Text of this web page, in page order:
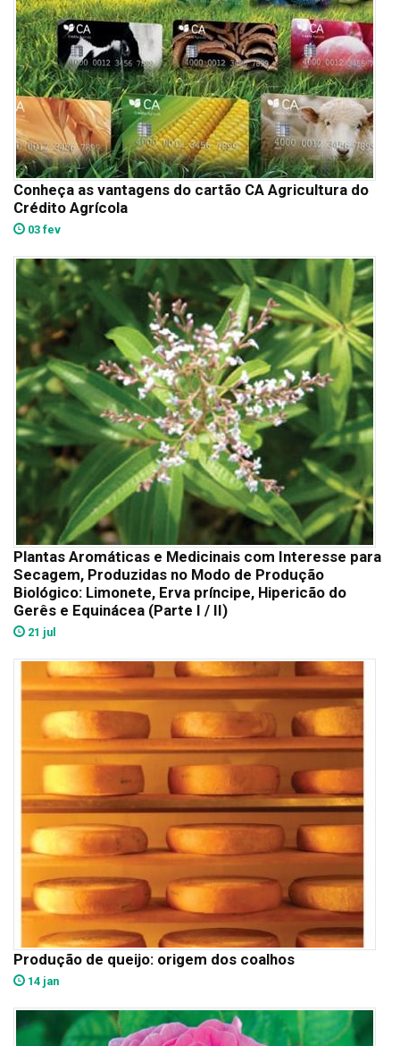
Conheça as vantagens do cartão CA Agricultura do
Crédito Agrícola
03 fev
Plantas Aromáticas e Medicinais com Interesse para
Secagem, Produzidas no Modo de Produção
Biológico: Limonete, Erva príncipe, Hipericão do
Gerês e Equinácea (Parte I / II)
21 jul
Produção de queijo: origem dos coalhos
14 jan